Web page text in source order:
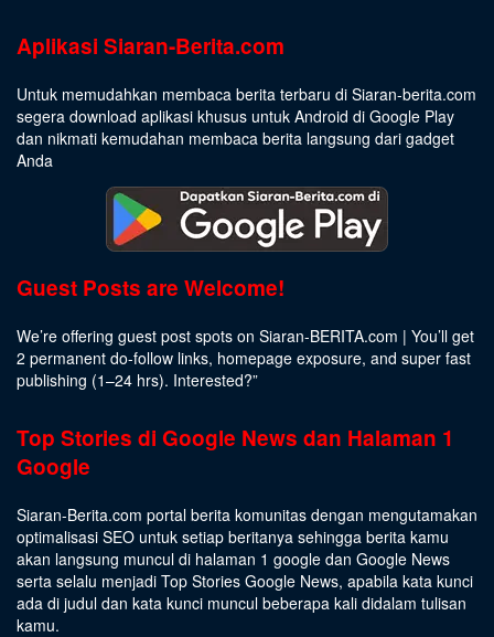
Aplikasi Siaran-Berita.com
Untuk memudahkan membaca berita terbaru di Siaran-berita.com
segera download aplikasi khusus untuk Android di Google Play
dan nikmati kemudahan membaca berita langsung dari gadget
Anda
Guest Posts are Welcome!
We’re offering guest post spots on Siaran-BERITA.com | You’ll get
2 permanent do-follow links, homepage exposure, and super fast
publishing (1–24 hrs). Interested?”
Top Stories di Google News dan Halaman 1
Google
Siaran-Berita.com portal berita komunitas dengan mengutamakan
optimalisasi SEO untuk setiap beritanya sehingga berita kamu
akan langsung muncul di halaman 1 google dan Google News
serta selalu menjadi Top Stories Google News, apabila kata kunci
ada di judul dan kata kunci muncul beberapa kali didalam tulisan
kamu.